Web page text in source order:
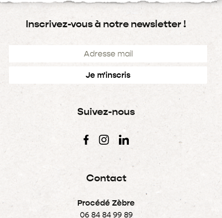
Inscrivez-vous à notre newsletter !
Suivez-nous
Contact
Procédé Zèbre
06 84 84 99 89